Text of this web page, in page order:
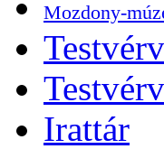
Mozdony-
Irattár